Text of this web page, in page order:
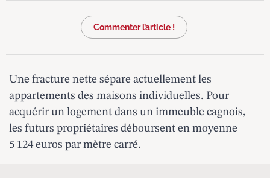
Commenter l’article !
Une fracture nette sépare actuellement les
appartements des maisons individuelles. Pour
acquérir un logement dans un immeuble cagnois,
les futurs propriétaires déboursent en moyenne
5 124 euros par mètre carré.